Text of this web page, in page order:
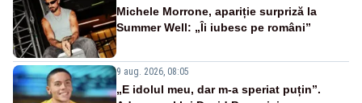
Michele Morrone, apariție surpriză la
Summer Well: „Îi iubesc pe români”
9 aug. 2026, 08:05
„E idolul meu, dar m-a speriat puțin”.